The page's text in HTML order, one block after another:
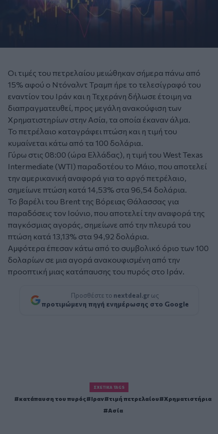
Οι τιμές του πετρελαίου μειώθηκαν σήμερα πάνω από
15% αφού ο Ντόναλντ Τραμπ ήρε το τελεσίγραφό του
εναντίον του Ιράν και η Τεχεράνη δήλωσε έτοιμη να
διαπραγματευθεί, προς μεγάλη ανακούφιση των
Χρηματιστηρίων στην Ασία, τα οποία έκαναν άλμα.
Το πετρέλαιο καταγράφει πτώση και η τιμή του
κυμαίνεται κάτω από τα 100 δολάρια.
Γύρω στις 08:00 (ώρα Ελλάδας), η τιμή του West Texas
Intermediate (WTI) παραδοτέου το Μάιο, που αποτελεί
την αμερικανική αναφορά για το αργό πετρέλαιο,
σημείωνε πτώση κατά 14,53% στα 96,54 δολάρια.
Το βαρέλι του Brent της Βόρειας Θάλασσας για
παραδόσεις τον Ιούνιο, που αποτελεί την αναφορά της
παγκόσμιας αγοράς, σημείωνε από την πλευρά του
πτώση κατά 13,13% στα 94,92 δολάρια.
Αμφότερα έπεσαν κάτω από το συμβολικό όριο των 100
δολαρίων σε μια αγορά ανακουφισμένη από την
προοπτική μιας κατάπαυσης του πυρός στο Ιράν.
Προσθέστε το nextdeal.gr ως
προτιμώμενη πηγή ενημέρωσης στο Google
ΣΧΕΤΙΚΆ TAGS
κατάπαυση του πυρός Ιραν τιμή πετρελαίου
Χρηματιστήρια
Ασία